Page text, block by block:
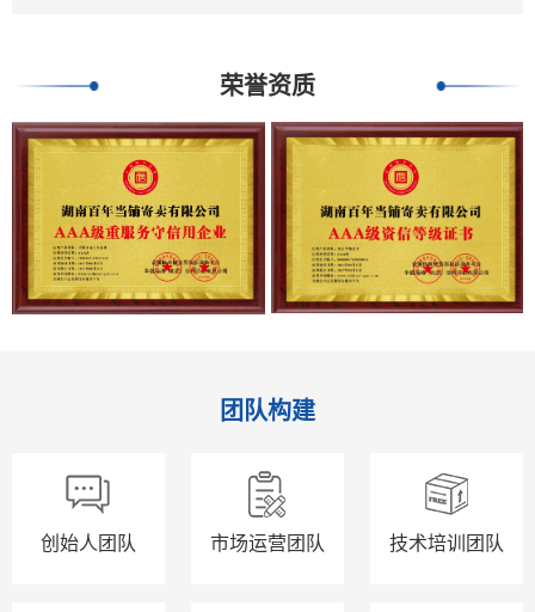
荣誉资质
团队构建
创始人团队 市场运营团队 技术培训团队